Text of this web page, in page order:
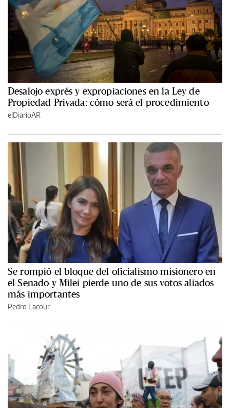
Desalojo exprés y expropiaciones en la Ley de
Propiedad Privada: cómo será el procedimiento
elDiarioAR
Se rompió el bloque del oficialismo misionero en
el Senado y Milei pierde uno de sus votos aliados
más importantes
Pedro Lacour